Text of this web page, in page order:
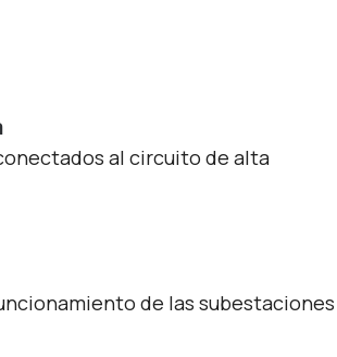
al circuito de alta
de las subestaciones